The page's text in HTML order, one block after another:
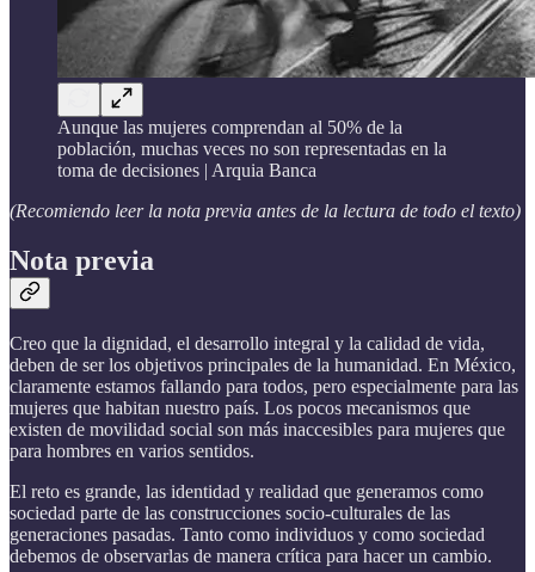
Aunque las mujeres comprendan al 50% de la
población, muchas veces no son representadas en la
toma de decisiones | Arquia Banca
(Recomiendo leer la nota previa antes de la lectura de todo el texto)
Nota previa
Creo que la dignidad, el desarrollo integral y la calidad de vida,
deben de ser los objetivos principales de la humanidad. En México,
claramente estamos fallando para todos, pero especialmente para las
mujeres que habitan nuestro país. Los pocos mecanismos que
existen de movilidad social son más inaccesibles para mujeres que
para hombres en varios sentidos.
El reto es grande, las identidad y realidad que generamos como
sociedad parte de las construcciones socio-culturales de las
generaciones pasadas. Tanto como individuos y como sociedad
debemos de observarlas de manera crítica para hacer un cambio.